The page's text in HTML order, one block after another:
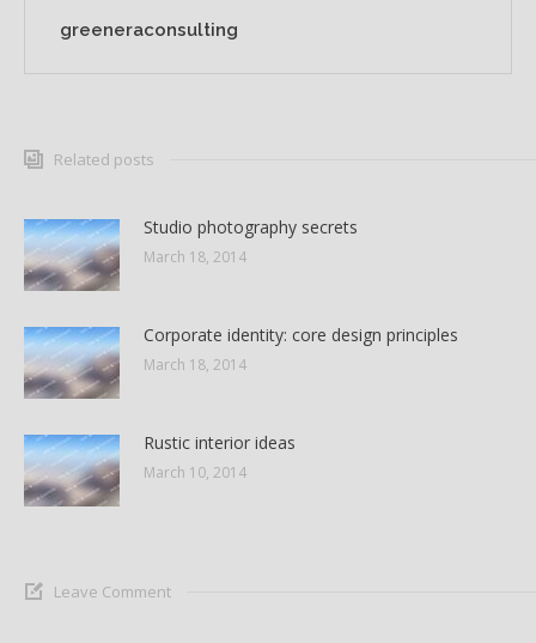
greeneraconsulting
Related posts
Studio photography secrets
March 18, 2014
Corporate identity: core design principles
March 18, 2014
Rustic interior ideas
March 10, 2014
Leave Comment